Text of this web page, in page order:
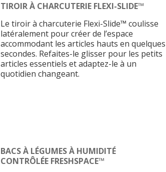
TIROIR À CHARCUTERIE FLEXI-SLIDE™
Le tiroir à charcuterie Flexi-Slide™ coulisse
latéralement pour créer de l’espace
accommodant les articles hauts en quelques
secondes. Refaites-le glisser pour les petits
articles essentiels et adaptez-le à un
quotidien changeant.
BACS À LÉGUMES À HUMIDITÉ
CONTRÔLÉE FRESHSPACE™